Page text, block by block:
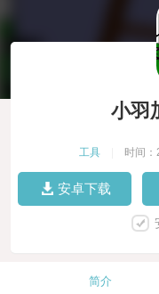
小羽
工具 时间
安卓下载
简介